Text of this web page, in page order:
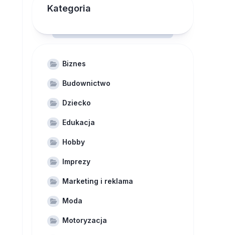
Kategoria
Biznes
Budownictwo
Dziecko
Edukacja
Hobby
Imprezy
Marketing i reklama
Moda
Motoryzacja